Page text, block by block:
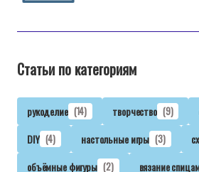
Статьи по категориям
рукоделие (14) творчество (9)
DIY (4) настольные игры (3)
объёмные фигуры (2) вязание